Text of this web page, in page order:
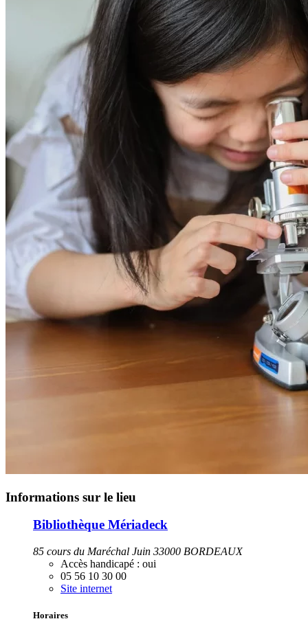
Informations sur le lieu
Bibliothèque Mériadeck
85 cours du Maréchal Juin 33000 BORDEAUX
Accès handicapé : oui
05 56 10 30 00
Site internet
Horaires